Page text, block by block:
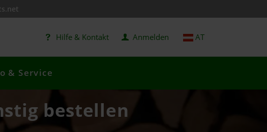
Hilfe & Kontakt Anmelden AT
& Service
bestellen